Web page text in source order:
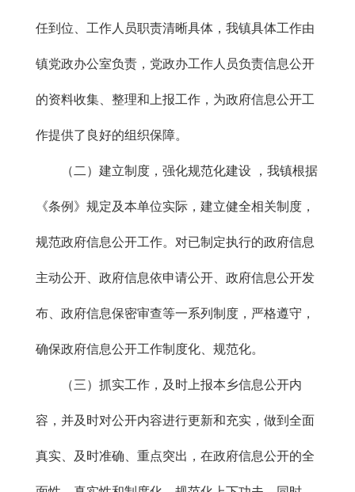
任到位、工作人员职责清晰具体，我镇具体工作由
镇党政办公室负责，党政办工作人员负责信息公开
的资料收集、整理和上报工作，为政府信息公开工
作提供了良好的组织保障。
（二）建立制度，强化规范化建设 ，我镇根据
《条例》规定及本单位实际，建立健全相关制度，
规范政府信息公开工作。对已制定执行的政府信息
主动公开、政府信息依申请公开、政府信息公开发
布、政府信息保密审查等一系列制度，严格遵守，
确保政府信息公开工作制度化、规范化。
（三）抓实工作，及时上报本乡信息公开内
容，并及时对公开内容进行更新和充实，做到全面
真实、及时准确、重点突出，在政府信息公开的全